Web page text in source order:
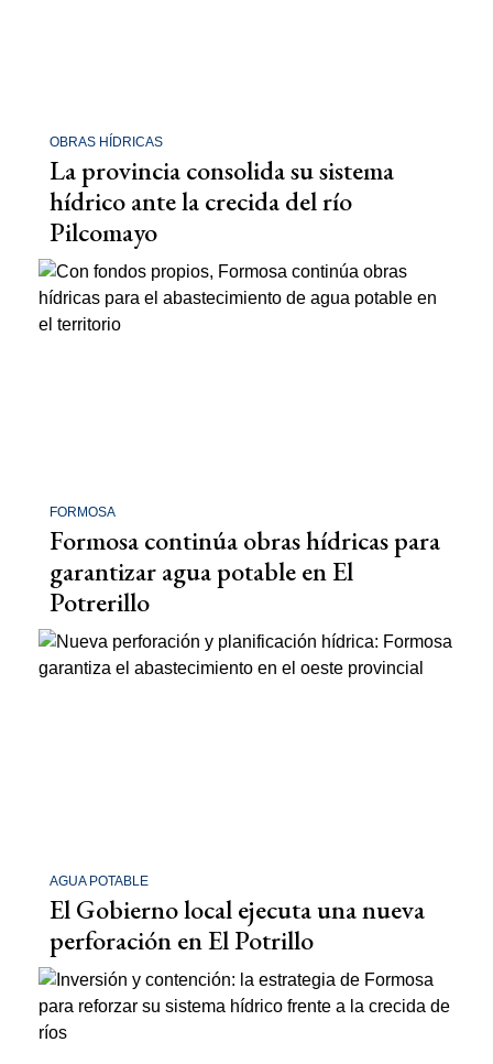
OBRAS HÍDRICAS
La provincia consolida su sistema
hídrico ante la crecida del río
Pilcomayo
FORMOSA
Formosa continúa obras hídricas para
garantizar agua potable en El
Potrerillo
AGUA POTABLE
El Gobierno local ejecuta una nueva
perforación en El Potrillo